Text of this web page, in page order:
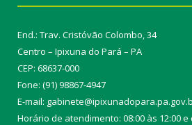
End.: Trav. Cristóvão Colombo, 34
Centro – Ipixuna do Pará – PA
CEP: 68637-000
Fone: (91) 98867-4947
E-mail:
Horário de atendimento: 08:00 às 12:00 e